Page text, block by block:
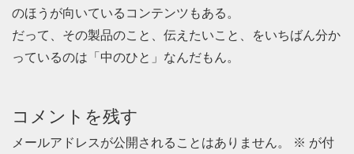
のほうが向いているコンテンツもある。
だって、その製品のこと、伝えたいこと、をいちばん分か
っているのは「中のひと」なんだもん。
コメントを残す
メールアドレスが公開されることはありません。 ※ が付